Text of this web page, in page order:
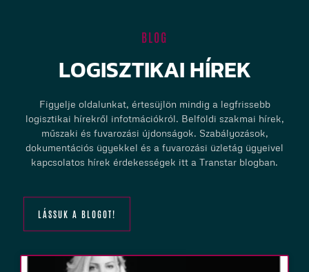
BLOG
LOGISZTIKAI HÍREK
Figyelje oldalunkat, értesüjlön mindig a legfrissebb
logisztikai hírekről infotmációkról. Belföldi szakmai hírek,
műszaki és fuvarozási újdonságok. Szabályozások,
dokumentációs ügyekkel és a fuvarozási üzletág ügyeivel
kapcsolatos hírek érdekességek itt a Transtar blogban.
LÁSSUK A BLOGOT!